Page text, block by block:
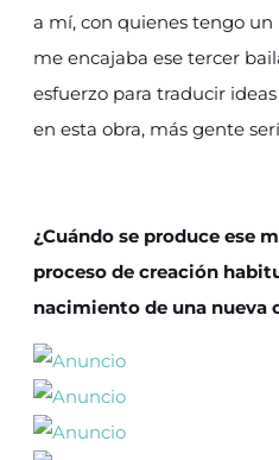
a mí, con quienes tengo
me encajaba ese tercer
esfuerzo para traducir
en esta obra, más gente
¿Cuándo se produce ese
proceso de creación
nacimiento de una nueva